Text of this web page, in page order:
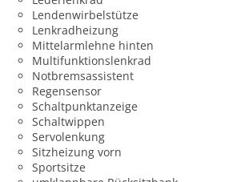
Lendenwirbelstütze
Lenkradheizung
Mittelarmlehne hinten
Multifunktionslenkrad
Notbremsassistent
Regensensor
Schaltpunktanzeige
Schaltwippen
Servolenkung
Sitzheizung vorn
Sportsitze